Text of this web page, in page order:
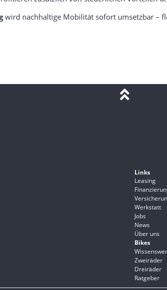
wird nachhaltige Mobilität sofort umsetzbar –
Links
Leasing
Werkstatt
Jobs
News
Über uns
Bikes
Zweiräder
Dreiräder
Ratgeber